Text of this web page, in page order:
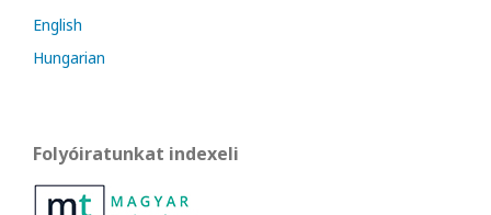
English
Hungarian
Folyóiratunkat indexeli